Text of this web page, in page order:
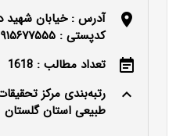
location_on
آدرس : خیابان شهید
کدپستی : ۴۹۱۵۶۷۷۵۵۵
event_note
تعداد مطالب : 1618
keyboard_arrow_up
رتبه‌بندی مرکز
طبیعی استان گلستان